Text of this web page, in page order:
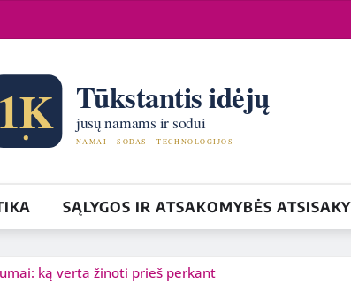
SĄLYGOS IR ATSAKOMYBĖS
ką verta žinoti prieš perkant